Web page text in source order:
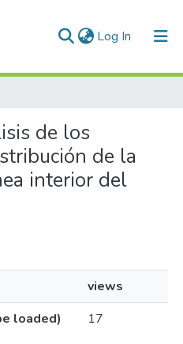
Log In (current)
de los
de la
interior del
views
loaded)
17